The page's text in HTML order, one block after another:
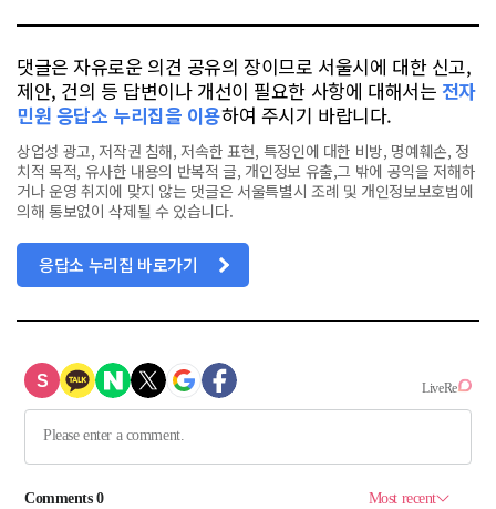
댓글은 자유로운 의견 공유의 장이므로 서울시에 대한 신고,
제안, 건의 등 답변이나 개선이 필요한 사항에 대해서는 전자
민원 응답소 누리집을 이용하여 주시기 바랍니다.
상업성 광고, 저작권 침해, 저속한 표현, 특정인에 대한 비방, 명예훼손, 정
치적 목적, 유사한 내용의 반복적 글, 개인정보 유출,그 밖에 공익을 저해하
거나 운영 취지에 맞지 않는 댓글은 서울특별시 조례 및 개인정보보호법에
의해 통보없이 삭제될 수 있습니다.
응답소 누리집 바로가기